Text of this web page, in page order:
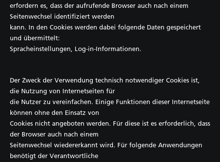
erfordern es, dass der aufrufende Browser auch nach einem
Seitenwechsel identifiziert werden
kann. In den Cookies werden dabei folgende Daten gespeichert
und übermittelt:
Spracheinstellungen, Log-in-Informationen.
Der Zweck der Verwendung technisch notwendiger Cookies ist,
die Nutzung von Internetseiten für
die Nutzer zu vereinfachen. Einige Funktionen dieser Internetseite
können ohne den Einsatz von
Cookies nicht angeboten werden. Für diese ist es erforderlich, dass
der Browser auch nach einem
Seitenwechsel wiedererkannt wird. Für folgende Anwendungen
benötigt der Verantwortliche